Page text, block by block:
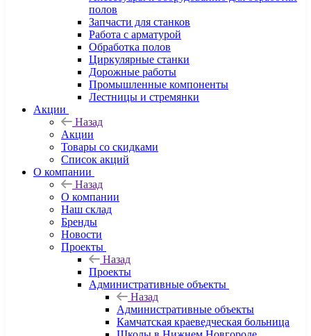
полов
Запчасти для станков
Работа с арматурой
Обработка полов
Циркулярные станки
Дорожные работы
Промышленные компоненты
Лестницы и стремянки
Акции
Назад
Акции
Товары со скидками
Список акций
О компании
Назад
О компании
Наш склад
Бренды
Новости
Проекты
Назад
Проекты
Административные объекты
Назад
Административные объекты
Камчатская краеведческая больница